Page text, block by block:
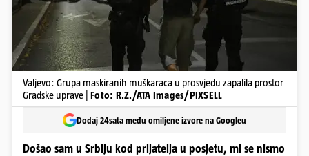
Valjevo: Grupa maskiranih muškaraca u prosvjedu zapalila prostor
Gradske uprave | Foto: R.Z./ATA Images/PIXSELL
Dodaj 24sata među omiljene izvore na Googleu
Došao sam u Srbiju kod prijatelja u posjetu, mi se nismo